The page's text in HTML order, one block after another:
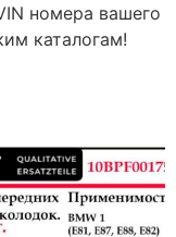
номера вашего
каталогам!